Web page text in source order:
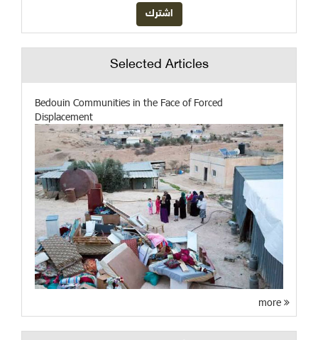
Selected Articles
Bedouin Communities in the Face of Forced
Displacement